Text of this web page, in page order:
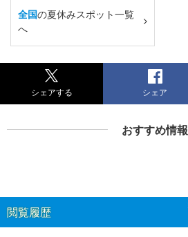
全国の夏休みスポット一覧
へ
シェアする シェア
おすすめ情報
閲覧履歴